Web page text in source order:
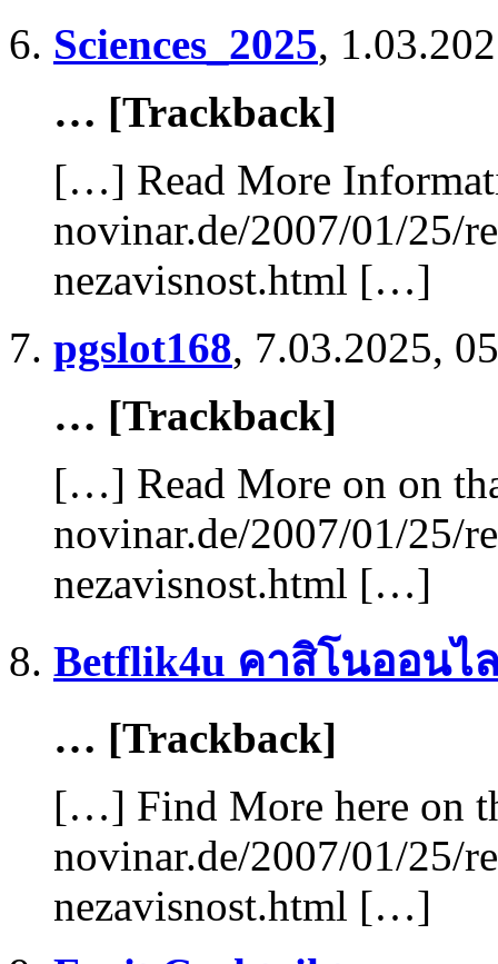
Sciences_2025,
… [Trackback]
[…] Read More
novinar.de/2007/01/25/
nezavisnost.html […]
pgslot168, 7.03.2025,
… [Trackback]
[…] Read More on on
novinar.de/2007/01/25/
nezavisnost.html […]
Betflik4u คาสิโนออนไ
… [Trackback]
[…] Find More here on
novinar.de/2007/01/25/
nezavisnost.html […]